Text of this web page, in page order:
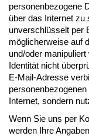
personenbezogene
über das Internet zu
unverschlüsselt per
möglicherweise auf
und/oder
Identität nicht
E-Mail-Adresse
Internet, sondern
Wenn Sie uns per
werden Ihre